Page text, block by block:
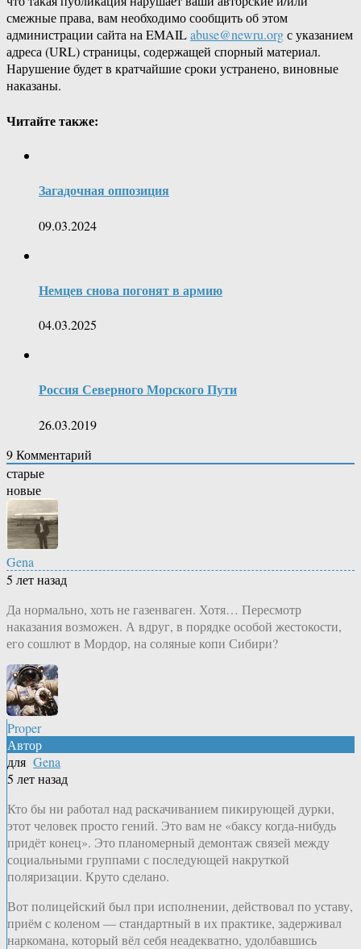
смежные права, вам необходимо сообщить об этом
администрации сайта на EMAILabuse@newru.orgс указанием
адреса (URL) страницы, содержащей спорный материал.
Нарушение будет в кратчайшие сроки устранено, виновные
наказаны.
Читайте также:
Загадочная оппозиция
09.03.2024
Немцев снова погонят в армию
04.03.2025
Россия Северного Морского Пути
26.03.2019
9Комментарий
старые
новые
Gena
5 лет назад
Да нормально, хоть не газенваген. Хотя… Пересмотр
наказания возможен. А вдруг, в порядке особой жестокости,
его сошлют в Мордор, на соляные копи Сибири?
Proper
Автор
для Gena
5 лет назад
Кто бы ни работал над раскачиванием пикирующей дурки,
этот человек просто гений. Это вам не «баксу когда-нибудь
придёт конец». Это планомерный демонтаж связей между
социальными группами с последующей накруткой
поляризации. Круто сделано.
Вот полицейский был при исполнении, действовал по уставу,
приём с коленом — стандартный в их практике, задерживал
наркомана, который вёл себя неадекватно, удолбавшись